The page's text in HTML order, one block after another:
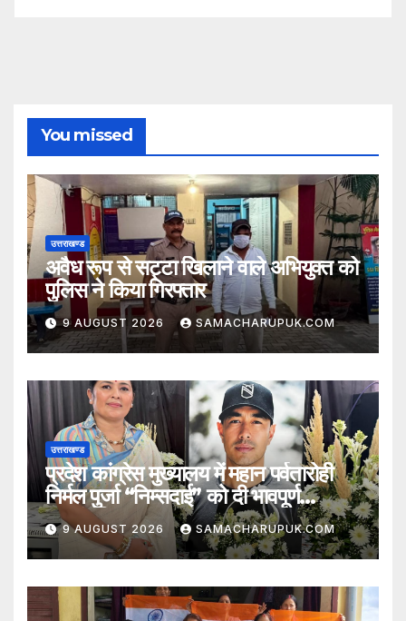
You missed
उत्तराखण्ड
अवैध रूप से सट्टा खिलाने वाले अभियुक्त को
पुलिस ने किया गिरफ्तार
9 AUGUST 2026 SAMACHARUPUK.COM
उत्तराखण्ड
प्रदेश कांग्रेस मुख्यालय में महान पर्वतारोही
निर्मल पुर्जा “निम्सदाई” को दी भावपूर्ण
श्रद्धांजलि
9 AUGUST 2026 SAMACHARUPUK.COM